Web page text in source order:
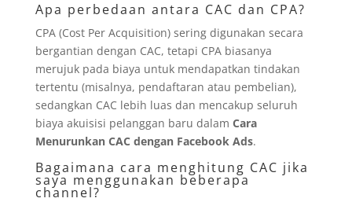
Apa perbedaan antara CAC dan CPA?
CPA (Cost Per Acquisition) sering digunakan secara
bergantian dengan CAC, tetapi CPA biasanya
merujuk pada biaya untuk mendapatkan tindakan
tertentu (misalnya, pendaftaran atau pembelian),
sedangkan CAC lebih luas dan mencakup seluruh
biaya akuisisi pelanggan baru dalam Cara
Menurunkan CAC dengan Facebook Ads.
Bagaimana cara menghitung CAC jika
saya menggunakan beberapa
channel?